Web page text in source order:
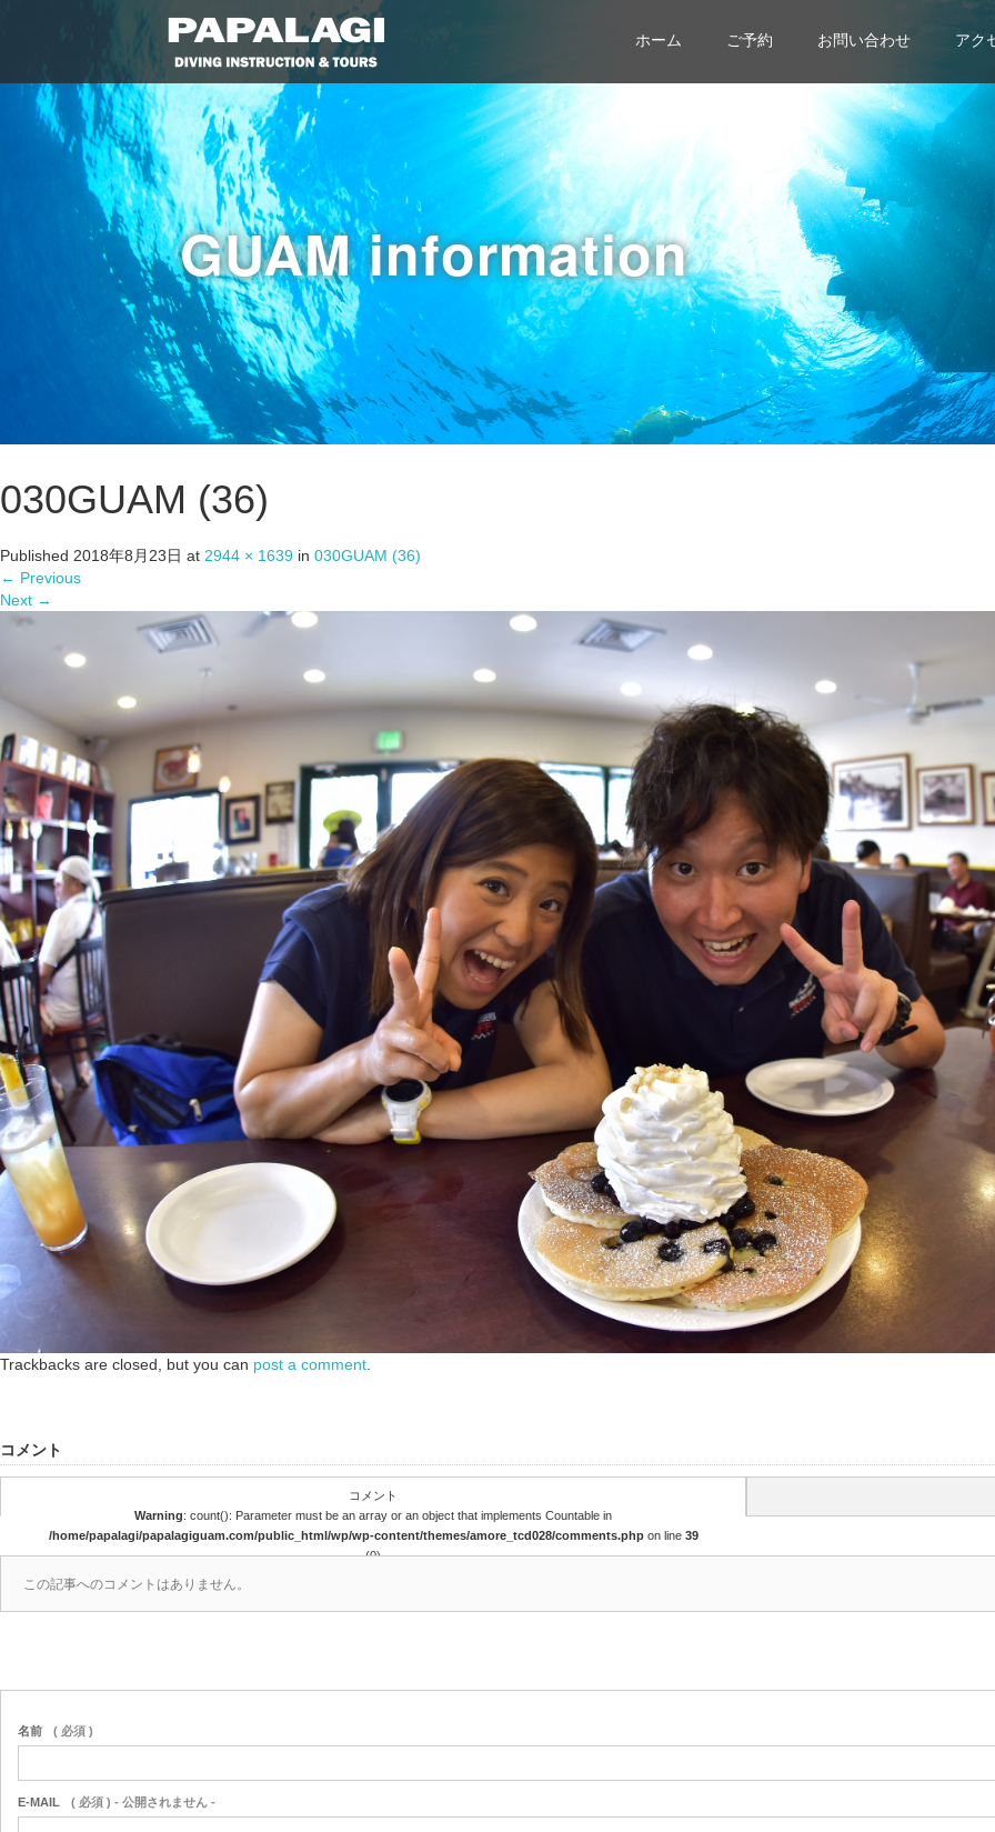
ホーム ご予約 お問い合わせ アク
GUAM information
030GUAM (36)
Published 2018年8月23日 at 2944 × 1639 in 030GUAM (36)
← Previous
Next →
Trackbacks are closed, but you can post a comment
コメント
コメント
Warning: count(): Parameter must be an array or an object that implements Countable in
/home/papalagi/papalagiguam.com/public_html/wp/wp-content/themes/amore_tcd028/comments.phpon line 39
(0)
この記事へのコメントはありません。
名前 ( 必須 )
E-MAIL ( 必須 ) - 公開されません -